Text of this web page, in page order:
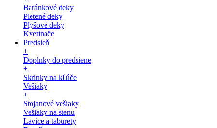
Baránkové deky
Pletené deky
Plyšové deky
Kvetináče
Predsieň
+
Doplnky do predsiene
+
Skrinky na kľúče
Vešiaky
+
Stojanové vešiaky
Vešiaky na stenu
Lavice a taburety